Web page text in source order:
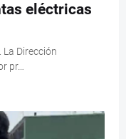
eléctricas
Dirección
pr…